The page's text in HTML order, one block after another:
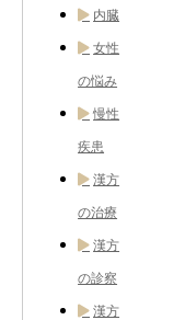
内臓
女性
の悩み
慢性
疾患
漢方
の治療
漢方
の診察
漢方